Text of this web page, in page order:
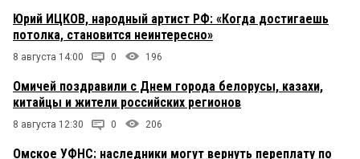
Юрий ИЦКОВ, народный артист РФ: «Когда достигаешь
потолка, становится неинтересно»
8 августа 14:00 0 196
Омичей поздравили с Днем города белорусы, казахи,
китайцы и жители российских регионов
8 августа 12:30 0 206
Омское УФНС: наследники могут вернуть переплату по